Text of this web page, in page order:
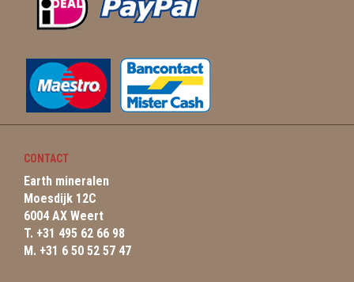
CONTACT
Earth mineralen
Moesdijk 12C
6004 AX Weert
T. +31 495 62 66 98
M. +31 6 50 52 57 47